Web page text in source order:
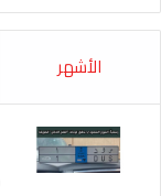
الأشهر